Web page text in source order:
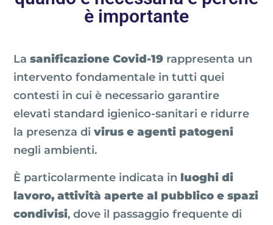
è importante
Lasanificazione Covid-19 rappresenta un
intervento fondamentale in tutti quei
contesti in cui è necessario garantire
elevati standard igienico-sanitari e ridurre
la presenza divirus e agenti patogeni
negli ambienti.
È particolarmente indicata in luoghi di
lavoro, attività aperte al pubblico e spazi
condivisi, dove il passaggio frequente di